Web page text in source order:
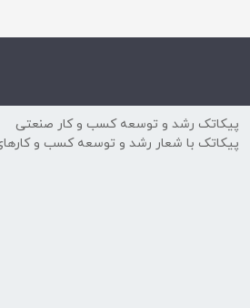
پیکاتک رشد و توسعه کسب و کار صنعتی
پیکاتک با شعار رشد و توسعه کسب و